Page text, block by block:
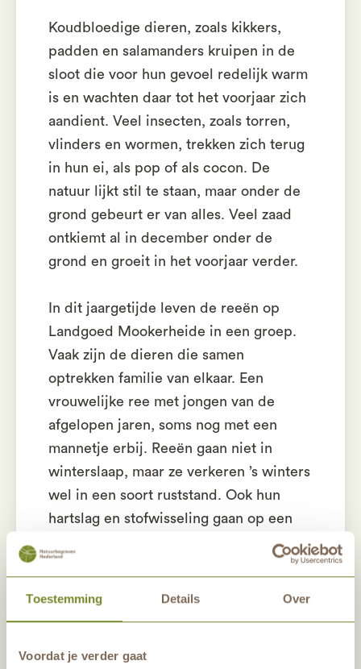
Toestemming Details Over
Voordat je verder gaat
Koudbloedige dieren, zoals kikkers,
padden en salamanders kruipen in de
sloot die voor hun gevoel redelijk warm
is en wachten daar tot het voorjaar zich
aandient. Veel insecten, zoals torren,
vlinders en wormen, trekken zich terug
in hun ei, als pop of als cocon. De
natuur lijkt stil te staan, maar onder de
grond gebeurt er van alles. Veel zaad
ontkiemt al in december onder de
grond en groeit in het voorjaar verder.
In dit jaargetijde leven de reeën op
Landgoed Mookerheide in een groep.
Vaak zijn de dieren die samen
optrekken familie van elkaar. Een
vrouwelijke ree met jongen van de
afgelopen jaren, soms nog met een
mannetje erbij. Reeën gaan niet in
winterslaap, maar ze verkeren ’s winters
wel in een soort ruststand. Ook hun
hartslag en stofwisseling gaan op een
laag pitje. Maar dit kan alleen als een
richting het open veld. Komt u een keer